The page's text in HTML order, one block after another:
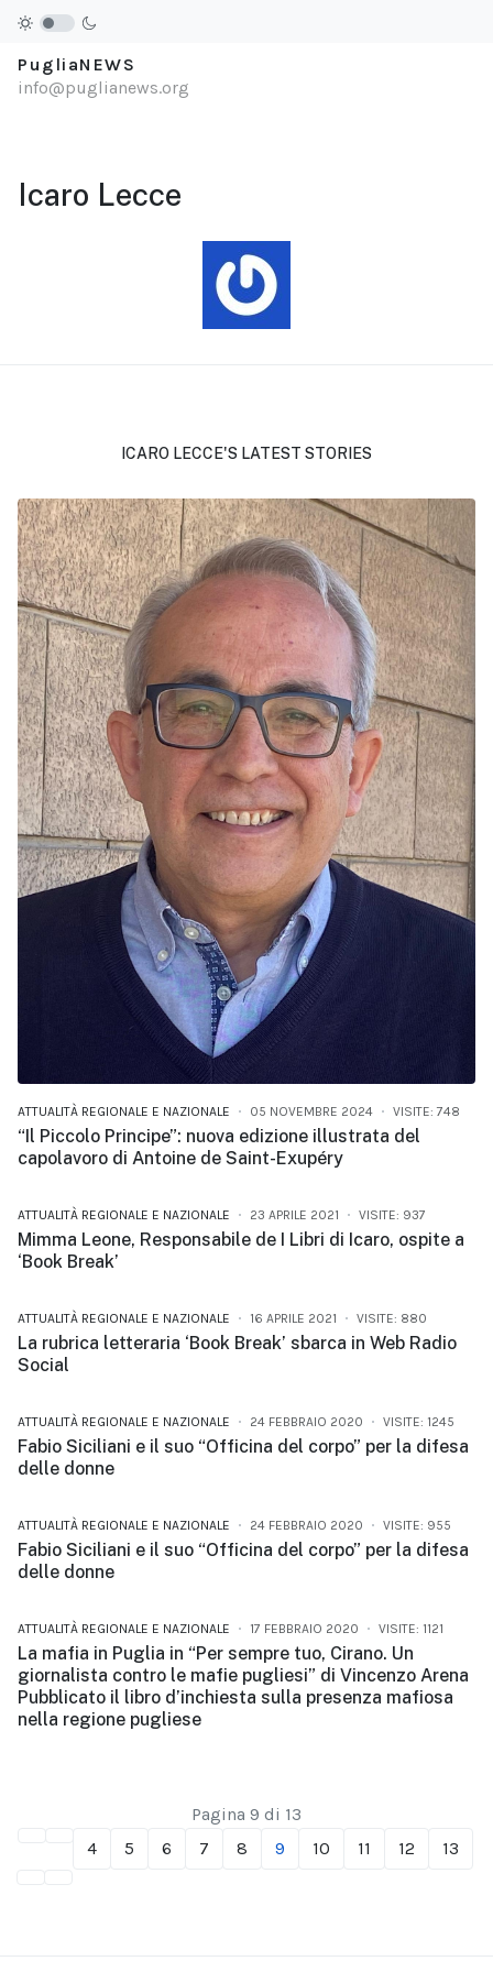
PugliaNEWS
info@puglianews.org
Icaro Lecce
ICARO LECCE'S LATEST STORIES
ATTUALITÀ REGIONALE E NAZIONALE 05 NOVEMBRE 2024 VISITE: 748
“Il Piccolo Principe”: nuova edizione illustrata del
capolavoro di Antoine de Saint-Exupéry
ATTUALITÀ REGIONALE E NAZIONALE 23 APRILE 2021 VISITE: 937
Mimma Leone, Responsabile de I Libri di Icaro, ospite a
‘Book Break’
ATTUALITÀ REGIONALE E NAZIONALE 16 APRILE 2021 VISITE: 880
La rubrica letteraria ‘Book Break’ sbarca in Web Radio
Social
ATTUALITÀ REGIONALE E NAZIONALE 24 FEBBRAIO 2020 VISITE: 1245
Fabio Siciliani e il suo “Officina del corpo” per la difesa
delle donne
ATTUALITÀ REGIONALE E NAZIONALE 24 FEBBRAIO 2020 VISITE: 955
Fabio Siciliani e il suo “Officina del corpo” per la difesa
delle donne
ATTUALITÀ REGIONALE E NAZIONALE 17 FEBBRAIO 2020 VISITE: 1121
La mafia in Puglia in “Per sempre tuo, Cirano. Un
giornalista contro le mafie pugliesi” di Vincenzo Arena
Pubblicato il libro d’inchiesta sulla presenza mafiosa
nella regione pugliese
4 5 6 7 8 9 10 11 12 13
Pagina 9 di 13